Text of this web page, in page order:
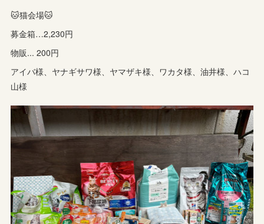
🐱猫会場🐱
募金箱…2,230円
物販... 200円
アイバ様、ヤナギサワ様、ヤマザキ様、ワカタ様、油井様、ハコ
山様